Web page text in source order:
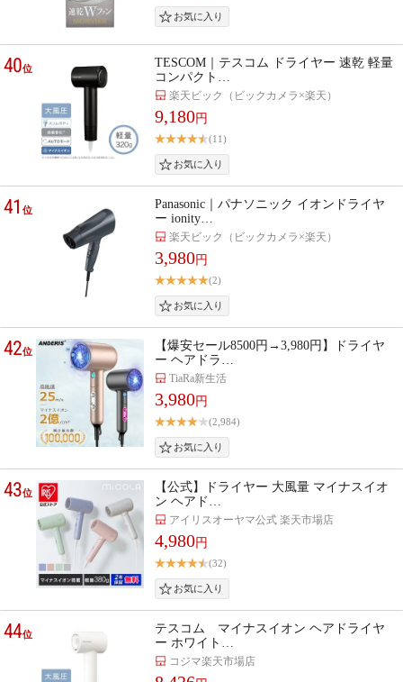
40位
TESCOM｜テスコム ドライヤー 速乾 軽量
コンパクト…
楽天ビック（ビックカメラ×楽天）
9,180円
(11)
41位
Panasonic｜パナソニック イオンドライヤ
ー ionity…
楽天ビック（ビックカメラ×楽天）
3,980円
(2)
42位
【爆安セール8500円→3,980円】ドライヤ
ー ヘアドラ…
TiaRa新生活
3,980円
(2,984)
43位
【公式】ドライヤー 大風量 マイナスイオ
ン ヘアド…
アイリスオーヤマ公式 楽天市場店
4,980円
(32)
44位
テスコム マイナスイオン ヘアドライヤ
ー ホワイト…
コジマ楽天市場店